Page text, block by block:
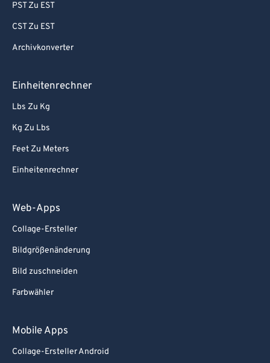
PST Zu EST
CST Zu EST
Archivkonverter
Einheitenrechner
Lbs Zu Kg
Kg Zu Lbs
Feet Zu Meters
Einheitenrechner
Web-Apps
Collage-Ersteller
Bildgrößenänderung
Bild zuschneiden
Farbwähler
Mobile Apps
Collage-Ersteller Android